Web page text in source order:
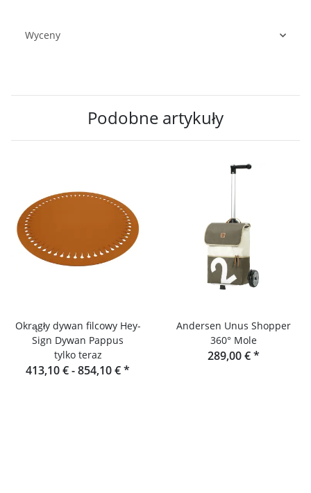
Wyceny
Podobne artykuły
Okrągły dywan filcowy Hey-
Sign Dywan Pappus
tylko teraz
413,10 € -854,10 €*
Andersen Unus Shopper
360° Mole
289,00 €*